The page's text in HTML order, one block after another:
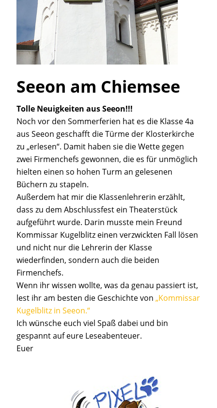
Seeon am Chiemsee
Tolle Neuigkeiten aus Seeon!!!
Noch vor den Sommerferien hat es die Klasse 4a
aus Seeon geschafft die Türme der Klosterkirche
zu „erlesen“. Damit haben sie die Wette gegen
zwei Firmenchefs gewonnen, die es für unmöglich
hielten einen so hohen Turm an gelesenen
Büchern zu stapeln.
Außerdem hat mir die Klassenlehrerin erzählt,
dass zu dem Abschlussfest ein Theaterstück
aufgeführt wurde. Darin musste mein Freund
Kommissar Kugelblitz einen verzwickten Fall lösen
und nicht nur die Lehrerin der Klasse
wiederfinden, sondern auch die beiden
Firmenchefs.
Wenn ihr wissen wollte, was da genau passiert ist,
lest ihr am besten die Geschichte von „Kommissar
Kugelblitz in Seeon.“
Ich wünsche euch viel Spaß dabei und bin
gespannt auf eure Leseabenteuer.
Euer